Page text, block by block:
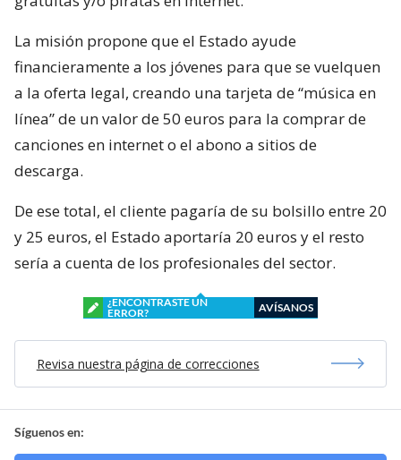
La misión propone que el Estado ayude
financieramente a los jóvenes para que se vuelquen
a la oferta legal, creando una tarjeta de “música en
línea” de un valor de 50 euros para la comprar de
canciones en internet o el abono a sitios de
descarga.
De ese total, el cliente pagaría de su bolsillo entre 20
y 25 euros, el Estado aportaría 20 euros y el resto
sería a cuenta de los profesionales del sector.
¿ENCONTRASTE UN
ERROR?
AVÍSANOS
Revisa nuestra página de correcciones
Síguenos en: